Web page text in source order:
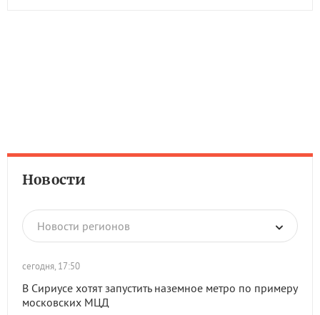
Новости
Новости регионов
сегодня, 17:50
В Сириусе хотят запустить наземное метро по примеру
московских МЦД